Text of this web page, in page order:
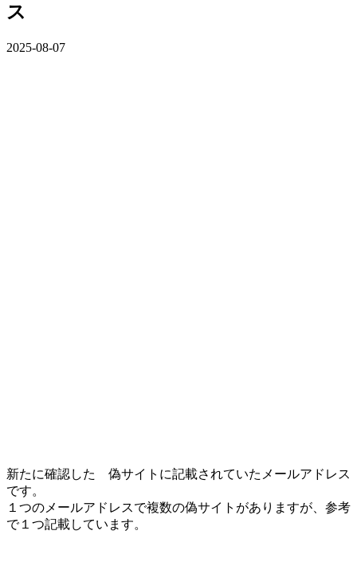
ス
2025-08-07
新たに確認した 偽サイトに記載されていたメールアドレス
です。
１つのメールアドレスで複数の偽サイトがありますが、参考
で１つ記載しています。